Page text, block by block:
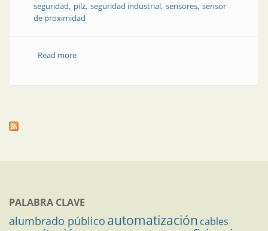
seguridad pilz seguridad industrial sensores sensor
de proximidad
Read moreabout Detección fiable y segura de la posición
PALABRA CLAVE
alumbrado público automatización cables